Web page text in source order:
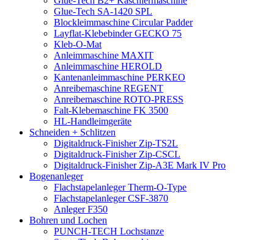
Glue-Tech SA-1420 SPL
Blockleimmaschine Circular Padder
Layflat-Klebebinder GECKO 75
Kleb-O-Mat
Anleimmaschine MAXIT
Anleimmaschine HEROLD
Kantenanleimmaschine PERKEO
Anreibemaschine REGENT
Anreibemaschine ROTO-PRESS
Falt-Klebemaschine FK 3500
HL-Handleimgeräte
Schneiden + Schlitzen
Digitaldruck-Finisher Zip-TS2L
Digitaldruck-Finisher Zip-CSCL
Digitaldruck-Finisher Zip-A3E Mark IV Pro
Bogenanleger
Flachstapelanleger Therm-O-Type
Flachstapelanleger CSF-3870
Anleger F350
Bohren und Lochen
PUNCH-TECH Lochstanze